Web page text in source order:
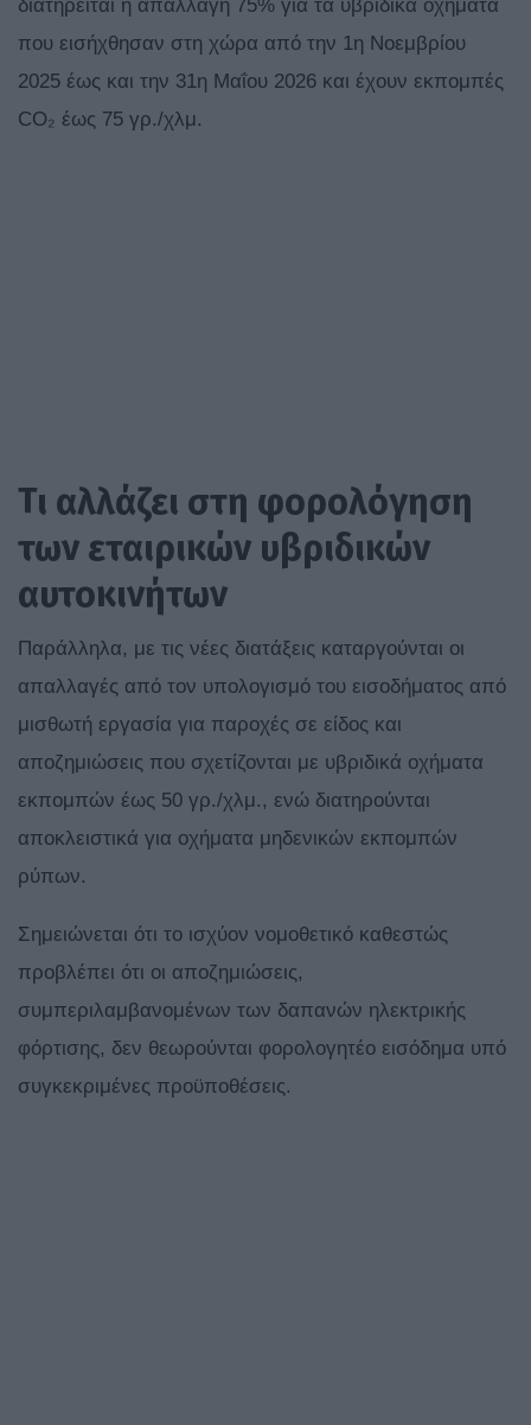
διατηρείται η απαλλαγή 75% για τα υβριδικά οχήματα
που εισήχθησαν στη χώρα από την 1η Νοεμβρίου
2025 έως και την 31η Μαΐου 2026 και έχουν εκπομπές
CO₂ έως 75 γρ./χλμ.
Τι αλλάζει στη φορολόγηση
των εταιρικών υβριδικών
αυτοκινήτων
Παράλληλα, με τις νέες διατάξεις καταργούνται οι
απαλλαγές από τον υπολογισμό του εισοδήματος από
μισθωτή εργασία για παροχές σε είδος και
αποζημιώσεις που σχετίζονται με υβριδικά οχήματα
εκπομπών έως 50 γρ./χλμ., ενώ διατηρούνται
αποκλειστικά για οχήματα μηδενικών εκπομπών
ρύπων.
Σημειώνεται ότι το ισχύον νομοθετικό καθεστώς
προβλέπει ότι οι αποζημιώσεις,
συμπεριλαμβανομένων των δαπανών ηλεκτρικής
φόρτισης, δεν θεωρούνται φορολογητέο εισόδημα υπό
συγκεκριμένες προϋποθέσεις.